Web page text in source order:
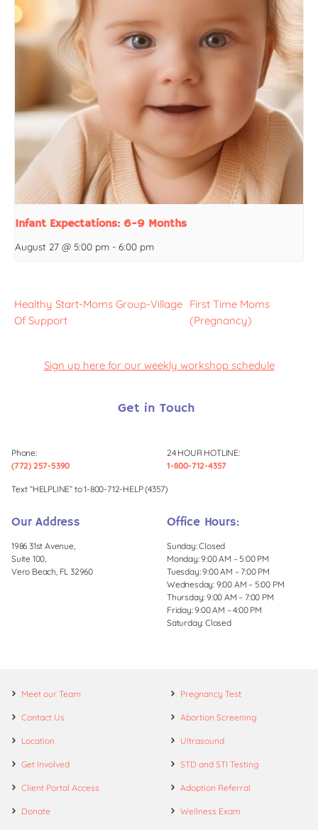
Infant Expectations: 6-9 Months
August 27 @ 5:00 pm - 6:00 pm
Healthy Start-Moms Group-Village
Of Support
First Time Moms
(Pregnancy)
Sign up here for our weekly workshop schedule
Get in Touch
Phone:
(772) 257-5390
24 HOUR HOTLINE:
1-800-712-4357
Text “HELPLINE” to 1-800-712-HELP (4357)
Our Address
1986 31st Avenue,
Suite 100,
Vero Beach, FL 32960
Office Hours:
Sunday: Closed
Monday: 9:00 AM – 5:00 PM
Tuesday: 9:00 AM – 7:00 PM
Wednesday: 9:00 AM – 5:00 PM
Thursday: 9:00 AM – 7:00 PM
Friday: 9:00 AM – 4:00 PM
Saturday: Closed
Meet our Team
Contact Us
Location
Get Involved
Client Portal Access
Donate
Pregnancy Test
Abortion Screening
Ultrasound
STD and STI Testing
Adoption Referral
Wellness Exam